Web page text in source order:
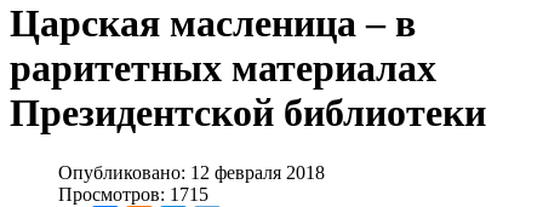
Царская масленица – в
раритетных материалах
Президентской библиотеки
Опубликовано: 12 февраля 2018
Просмотров: 1715